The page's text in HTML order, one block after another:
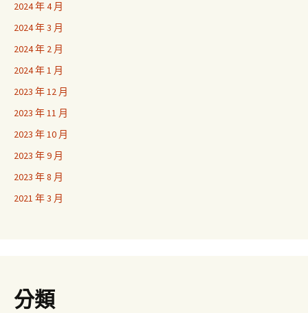
2024 年 4 月
2024 年 3 月
2024 年 2 月
2024 年 1 月
2023 年 12 月
2023 年 11 月
2023 年 10 月
2023 年 9 月
2023 年 8 月
2021 年 3 月
分類